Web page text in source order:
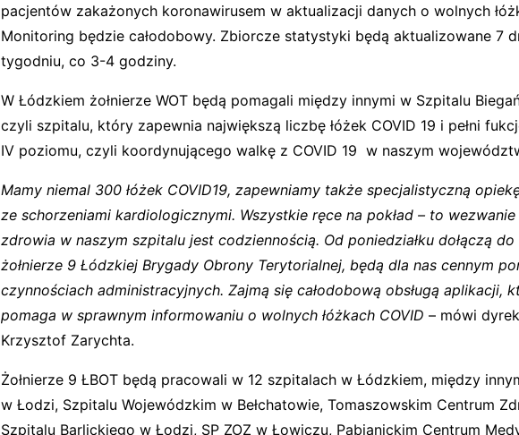
pacjentów zakażonych koronawirusem w aktualizacji danych o wolnych
Monitoring będzie całodobowy. Zbiorcze statystyki będą aktualizowane 7
tygodniu, co 3-4 godziny.
W Łódzkiem żołnierze WOT będą pomagali między innymi w Szpitalu
czyli szpitalu, który zapewnia największą liczbę łóżek COVID 19 i pełni
IV poziomu, czyli koordynującego walkę z COVID 19 w naszym
Mamy niemal 300 łóżek COVID19, zapewniamy także specjalistyczną
ze schorzeniami kardiologicznymi. Wszystkie ręce na pokład – to
zdrowia w naszym szpitalu jest codziennością. Od poniedziałku dołączą do
żołnierze 9 Łódzkiej Brygady Obrony Terytorialnej, będą dla nas cennym
czynnościach administracyjnych. Zajmą się całodobową obsługą aplikacji,
pomaga w sprawnym informowaniu o wolnych łóżkach COVID – mówi
Krzysztof Zarychta.
Żołnierze 9 ŁBOT będą pracowali w 12 szpitalach w Łódzkiem, między
w Łodzi, Szpitalu Wojewódzkim w Bełchatowie, Tomaszowskim Centrum
Szpitalu Barlickiego w Łodzi, SP ZOZ w Łowiczu, Pabianickim Centrum